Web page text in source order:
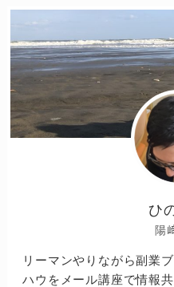
ひ
陽
リーマンやりながら副業
ハウをメール講座で情報